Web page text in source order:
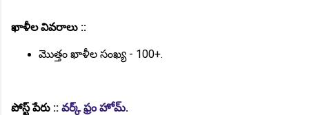
ఖాళీల వివరాలు ::
మొత్తం ఖాళీల సంఖ్య - 100+.
పోస్ట్ పేరు :: వర్క్ ఫ్రం హోమ్.